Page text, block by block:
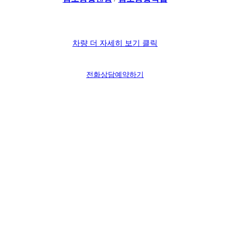
차량 더 자세히 보기 클릭
전화상담예약하기